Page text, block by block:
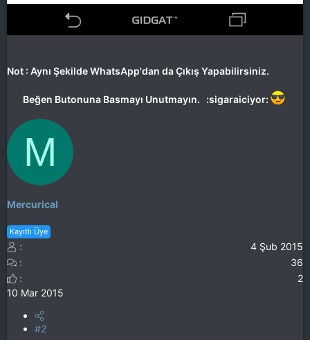
Not : Aynı Şekilde WhatsApp'dan da Çıkış Yapabilirsiniz.
Beğen Butonuna Basmayı Unutmayın. :sigaraiciyor:
M
Mercurical
Kayıtlı Üye
4 Şub 2015
36
2
10 Mar 2015
#2